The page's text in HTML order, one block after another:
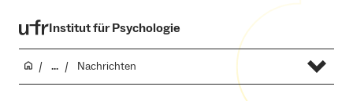
Institut für Psychologie
... Nachrichten